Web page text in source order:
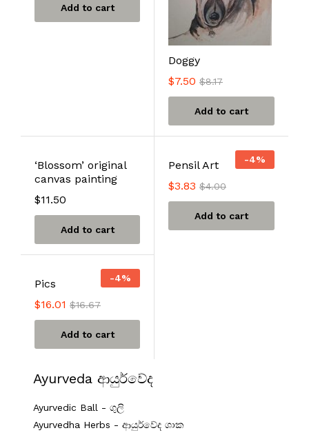
Add to cart
Doggy
$7.50 $8.17
Add to cart
‘Blossom’ original
canvas painting
$11.50
Add to cart
-4%
Pensil Art
$3.83 $4.00
Add to cart
-4%
Pics
$16.01 $16.67
Add to cart
Ayurveda ආයුර්වේද
Ayurvedic Ball - ගුලි
Ayurvedha Herbs - ආයුර්වේද ශාක